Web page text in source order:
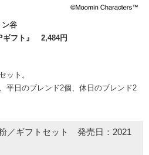
谷
ギフト』 2,484円
ット。
平日のブレンド2個、休日のブレンド2
／ギフトセット 発売日：2021